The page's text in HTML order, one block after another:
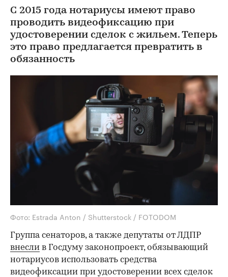
С 2015 года нотариусы имеют право
проводить видеофиксацию при
удостоверении сделок с жильем. Теперь
это право предлагается превратить в
обязанность
Фото: Estrada Anton / Shutterstock / FOTODOM
Группа сенаторов, а также депутаты от ЛДПР
внесли в Госдуму законопроект, обязывающий
нотариусов использовать средства
видеофиксации при удостоверении всех сделок